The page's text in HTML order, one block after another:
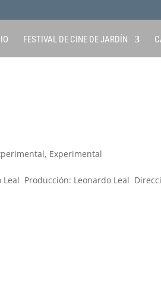
FESTIVAL DE CINE DE JARDÍN
, Experimental
Producción: Leonardo Leal